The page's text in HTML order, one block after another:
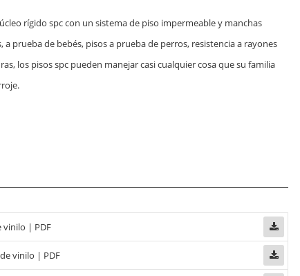
rígido spc con un sistema de piso impermeable y manchas
a prueba de bebés, pisos a prueba de perros, resistencia a rayones
los pisos spc pueden manejar casi cualquier cosa que su familia
vinilo | PDF
vinilo | PDF